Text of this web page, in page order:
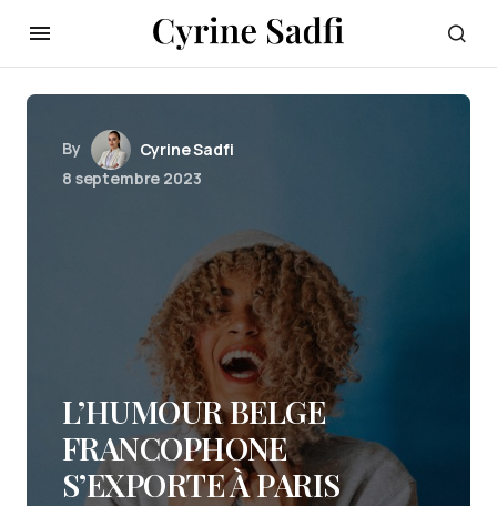
By
Cyrine Sadfi
8 septembre 2023
L’HUMOUR BELGE
FRANCOPHONE
S’EXPORTE À PARIS